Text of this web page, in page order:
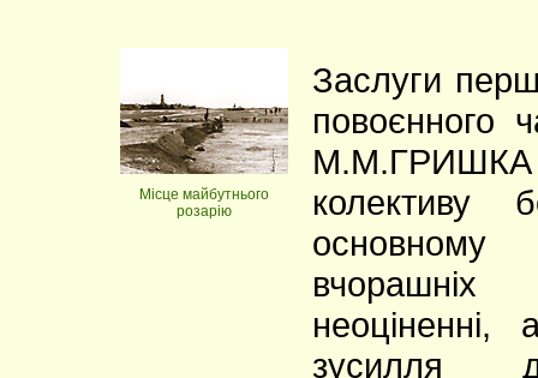
Mісце майбутнього
розарію
Заслуги
повоєнного
М.М.ГРИШКА
колективу
вчорашніх
зусилля